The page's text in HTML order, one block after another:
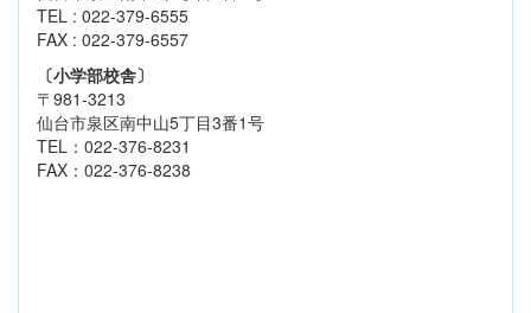
TEL : 022-379-6555
FAX : 022-379-6557
〔小学部校舎〕
〒981-3213
仙台市泉区南中山5丁目3番1号
TEL：022-376-8231
FAX：022-376-8238